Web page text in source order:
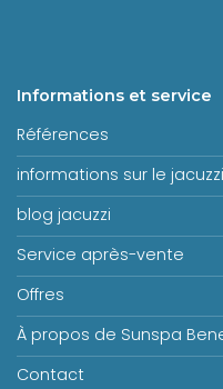
Informations et service
Références
informations sur le jacuzzi
blog jacuzzi
Service après-vente
Offres
À propos de Sunspa
Contact